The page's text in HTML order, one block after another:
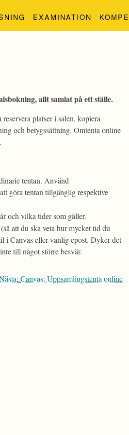
EXAMINATION
allt samlat på ett ställe.
platser i salen, kopiera
och betygssättning. Omtenta online
tentan. Använd
göra tentan tillgänglig respektive
och vilka tider som gäller.
att du ska veta hur mycket tid du
i Canvas eller vanlig epost. Dyker det
till något större besvär.
Canvas: Uppsamlingstenta online